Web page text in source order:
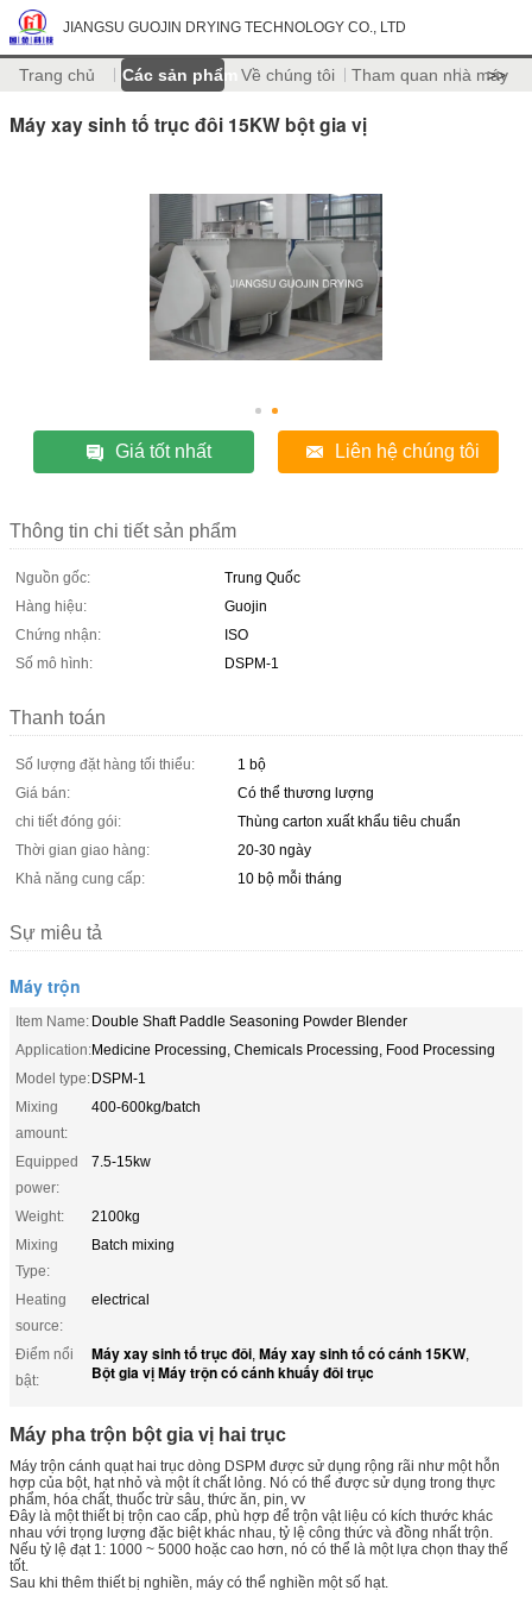
JIANGSU GUOJIN DRYING TECHNOLOGY CO., LTD
Trang chủ Các sản phẩm Về chúng tôi Tham quan nhà máy
>>
Máy xay sinh tố trục đôi 15KW bột gia vị
Giá tốt nhất Liên hệ chúng tôi
Thông tin chi tiết sản phẩm
Nguồn gốc:
Trung Quốc
Hàng hiệu:
Guojin
Chứng nhận:
ISO
Số mô hình:
DSPM-1
Thanh toán
Số lượng đặt hàng tối thiểu:
1 bộ
Giá bán:
Có thể thương lượng
chi tiết đóng gói:
Thùng carton xuất khẩu tiêu chuẩn
Thời gian giao hàng:
20-30 ngày
Khả năng cung cấp:
10 bộ mỗi tháng
Sự miêu tả
Máy trộn
Item Name: Double Shaft Paddle Seasoning Powder Blender
Application:Medicine Processing, Chemicals Processing, Food Processing
Model type:DSPM-1
Mixing
amount:
400-600kg/batch
Equipped
power:
7.5-15kw
Weight:
2100kg
Mixing
Type:
Batch mixing
Heating
source:
electrical
Điểm nổi
bật:
Máy xay sinh tố trục đôi, Máy xay sinh tố có cánh 15KW,
Bột gia vị Máy trộn có cánh khuấy đôi trục
Máy pha trộn bột gia vị hai trục
Máy trộn cánh quạt hai trục dòng DSPM được sử dụng rộng rãi như một hỗn
hợp của bột, hạt nhỏ và một ít chất lỏng. Nó có thể được sử dụng trong thực
phẩm, hóa chất, thuốc trừ sâu, thức ăn, pin, vv
Đây là một thiết bị trộn cao cấp, phù hợp để trộn vật liệu có kích thước khác
nhau với trọng lượng đặc biệt khác nhau, tỷ lệ công thức và đồng nhất trộn.
Nếu tỷ lệ đạt 1: 1000 ~ 5000 hoặc cao hơn, nó có thể là một lựa chọn thay thế
tốt.
Sau khi thêm thiết bị nghiền, máy có thể nghiền một số hạt.